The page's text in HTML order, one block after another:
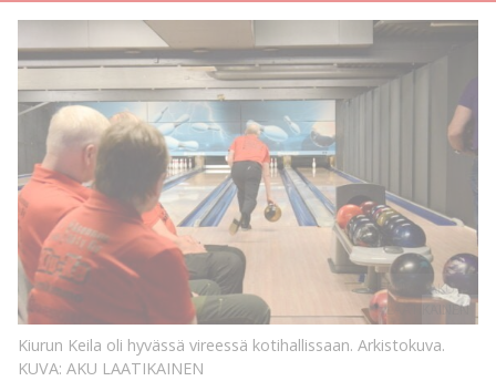
KUVA:
KUVA: AKU
LAATIKAINEN
Kiurun Keila oli hyvässä vireessä kotihallissaan. Arkistokuva.
KUVA: AKU LAATIKAINEN